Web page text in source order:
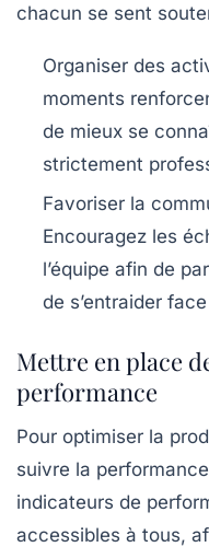
chacun se sent
Organiser des
moments
de mieux se
strictement
Favoriser la
Encouragez les
l’équipe afin de
de s’entraider
Mettre en place
performance
Pour optimiser la
suivre la
indicateurs de
accessibles à tous,